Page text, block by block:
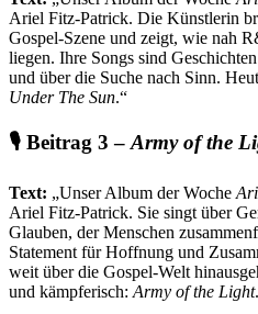
Ariel Fitz-Patrick. Die Künstlerin
Gospel-Szene und zeigt, wie nah
liegen. Ihre Songs sind
und über die Suche nach Sinn.
Under The Sun.“
🎙️ Beitrag 3 –Army of the
Text: „Unser Album der Woche
Ariel Fitz-Patrick. Sie singt über
Glauben, der Menschen
Statement für Hoffnung und
weit über die Gospel-Welt
und kämpferisch: Army of the Light